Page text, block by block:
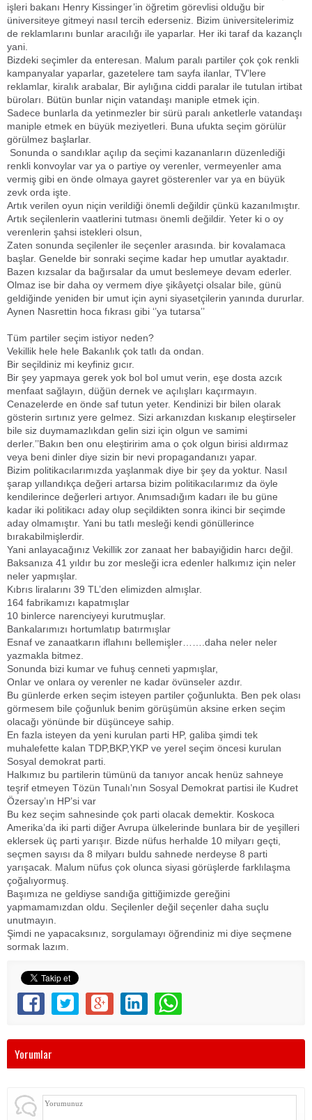
işleri bakanı Henry Kissinger’in öğretim görevlisi olduğu bir
üniversiteye gitmeyi nasıl tercih ederseniz. Bizim üniversitelerimiz
de reklamlarını bunlar aracılığı ile yaparlar. Her iki taraf da kazançlı
yani.
Bizdeki seçimler da enteresan. Malum paralı partiler çok çok renkli
kampanyalar yaparlar, gazetelere tam sayfa ilanlar, TV’lere
reklamlar, kiralık arabalar, Bir aylığına ciddi paralar ile tutulan irtibat
büroları. Bütün bunlar niçin vatandaşı maniple etmek için.
Sadece bunlarla da yetinmezler bir sürü paralı anketlerle vatandaşı
maniple etmek en büyük meziyetleri. Buna ufukta seçim görülür
görülmez başlarlar.
Sonunda o sandıklar açılıp da seçimi kazananların düzenlediği
renkli konvoylar var ya o partiye oy verenler, vermeyenler ama
vermiş gibi en önde olmaya gayret gösterenler var ya en büyük
zevk orda işte.
Artık verilen oyun niçin verildiği önemli değildir çünkü kazanılmıştır.
Artık seçilenlerin vaatlerini tutması önemli değildir. Yeter ki o oy
verenlerin şahsi istekleri olsun,
Zaten sonunda seçilenler ile seçenler arasında. bir kovalamaca
başlar. Genelde bir sonraki seçime kadar hep umutlar ayaktadır.
Bazen kızsalar da bağırsalar da umut beslemeye devam ederler.
Olmaz ise bir daha oy vermem diye şikâyetçi olsalar bile, günü
geldiğinde yeniden bir umut için ayni siyasetçilerin yanında dururlar.
Aynen Nasrettin hoca fıkrası gibi ‘’ya tutarsa’’
Tüm partiler seçim istiyor neden?
Vekillik hele hele Bakanlık çok tatlı da ondan.
Bir seçildiniz mi keyfiniz gıcır.
Bir şey yapmaya gerek yok bol bol umut verin, eşe dosta azcık
menfaat sağlayın, düğün dernek ve açılışları kaçırmayın.
Cenazelerde en önde saf tutun yeter. Kendinizi bir bilen olarak
gösterin sırtınız yere gelmez. Sizi arkanızdan kıskanıp eleştirseler
bile siz duymamazlıkdan gelin sizi için olgun ve samimi
derler.’’Bakın ben onu eleştiririm ama o çok olgun birisi aldırmaz
veya beni dinler diye sizin bir nevi propagandanızı yapar.
Bizim politikacılarımızda yaşlanmak diye bir şey da yoktur. Nasıl
şarap yıllandıkça değeri artarsa bizim politikacılarımız da öyle
kendilerince değerleri artıyor. Anımsadığım kadarı ile bu güne
kadar iki politikacı aday olup seçildikten sonra ikinci bir seçimde
aday olmamıştır. Yani bu tatlı mesleği kendi gönüllerince
bırakabilmişlerdir.
Yani anlayacağınız Vekillik zor zanaat her babayiğidin harcı değil.
Baksanıza 41 yıldır bu zor mesleği icra edenler halkımız için neler
neler yapmışlar.
Kıbrıs liralarını 39 TL’den elimizden almışlar.
164 fabrikamızı kapatmışlar
10 binlerce narenciyeyi kurutmuşlar.
Bankalarımızı hortumlatıp batırmışlar
Esnaf ve zanaatkarın iflahını bellemişler…….daha neler neler
yazmakla bitmez.
Sonunda bizi kumar ve fuhuş cenneti yapmışlar,
Onlar ve onlara oy verenler ne kadar övünseler azdır.
Bu günlerde erken seçim isteyen partiler çoğunlukta. Ben pek olası
görmesem bile çoğunluk benim görüşümün aksine erken seçim
olacağı yönünde bir düşünceye sahip.
En fazla isteyen da yeni kurulan parti HP, galiba şimdi tek
muhalefette kalan TDP,BKP,YKP ve yerel seçim öncesi kurulan
Sosyal demokrat parti.
Halkımız bu partilerin tümünü da tanıyor ancak henüz sahneye
teşrif etmeyen Tözün Tunalı’nın Sosyal Demokrat partisi ile Kudret
Özersay’ın HP’si var
Bu kez seçim sahnesinde çok parti olacak demektir. Koskoca
Amerika’da iki parti diğer Avrupa ülkelerinde bunlara bir de yeşilleri
eklersek üç parti yarışır. Bizde nüfus herhalde 10 milyarı geçti,
seçmen sayısı da 8 milyarı buldu sahnede nerdeyse 8 parti
yarışacak. Malum nüfus çok olunca siyasi görüşlerde farklılaşma
çoğalıyormuş.
Başımıza ne geldiyse sandığa gittiğimizde gereğini
yapmamamızdan oldu. Seçilenler değil seçenler daha suçlu
unutmayın.
Şimdi ne yapacaksınız, sorgulamayı öğrendiniz mi diye seçmene
sormak lazım.
Yorumlar